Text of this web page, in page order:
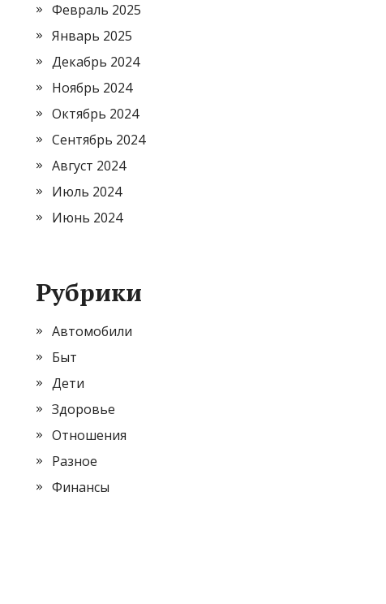
Февраль 2025
Январь 2025
Декабрь 2024
Ноябрь 2024
Октябрь 2024
Сентябрь 2024
Август 2024
Июль 2024
Июнь 2024
Рубрики
Автомобили
Быт
Дети
Здоровье
Отношения
Разное
Финансы